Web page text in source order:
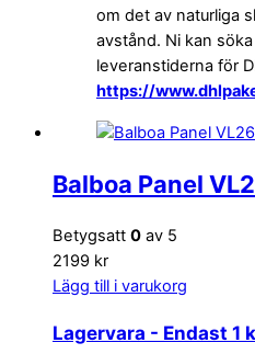
om det av naturliga
avstånd. Ni kan
leveranstiderna för
https://
Balboa Panel
Betygsatt 0 av 5
2199 kr
Lägg till i varukorg
Lagervara - Endast 1